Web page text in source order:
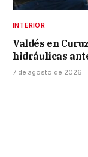
INTERIOR
Valdés en
hidráulicas
7 de agosto de 2026